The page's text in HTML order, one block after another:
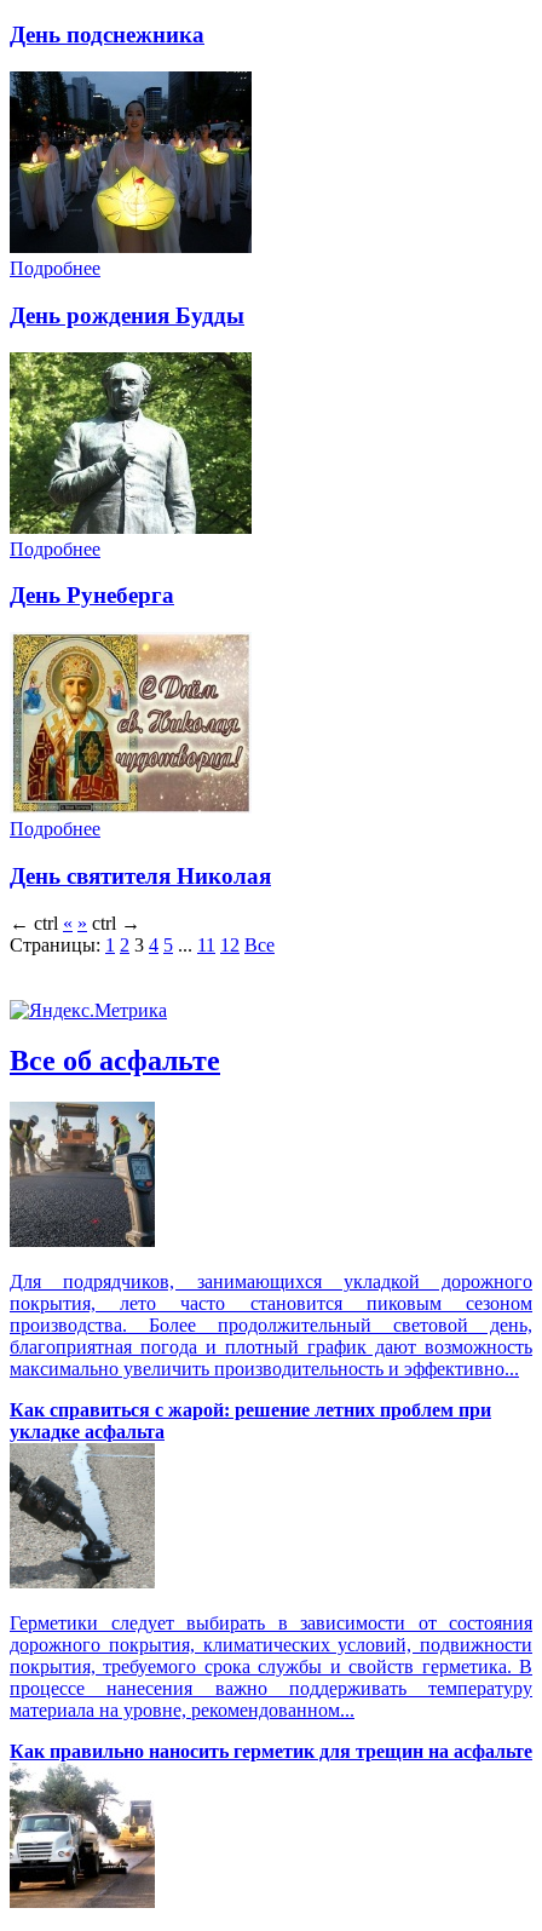
День подснежника
Подробнее
День рождения Будды
Подробнее
День Рунеберга
Подробнее
День святителя Николая
← ctrl « » ctrl →
Страницы: 1 2 3 4 5 ... 11 12 Все
Все об асфальте
Для подрядчиков, занимающихся укладкой дорожного
покрытия, лето часто становится пиковым сезоном
производства. Более продолжительный световой день,
благоприятная погода и плотный график дают возможность
максимально увеличить производительность и эффективно...
Как справиться с жарой: решение летних проблем при
укладке асфальта
Герметики следует выбирать в зависимости от состояния
дорожного покрытия, климатических условий, подвижности
покрытия, требуемого срока службы и свойств герметика. В
процессе нанесения важно поддерживать температуру
материала на уровне, рекомендованном...
Как правильно наносить герметик для трещин на асфальте